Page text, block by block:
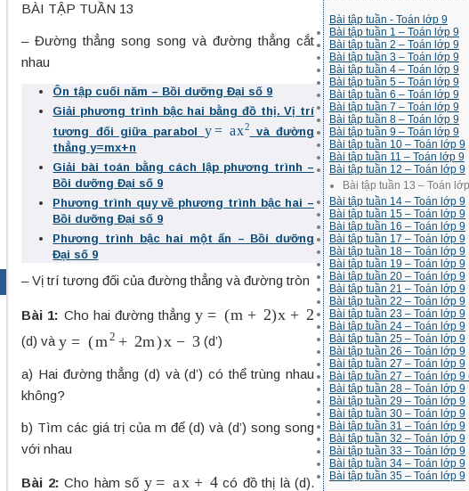
Bài tập tuần - Toán lớp 9
Bài tập tuần 1 – Toán lớp 9
Bài tập tuần 2 – Toán lớp 9
Bài tập tuần 3 – Toán lớp 9
Bài tập tuần 4 – Toán lớp 9
Bài tập tuần 5 – Toán lớp 9
Bài tập tuần 6 – Toán lớp 9
Bài tập tuần 7 – Toán lớp 9
Bài tập tuần 8 – Toán lớp 9
Bài tập tuần 9 – Toán lớp 9
Bài tập tuần 10 – Toán lớp 9
Bài tập tuần 11 – Toán lớp 9
Bài tập tuần 12 – Toán lớp 9
Bài tập tuần 13 – Toán
Bài tập tuần 14 – Toán lớp 9
Bài tập tuần 15 – Toán lớp 9
Bài tập tuần 16 – Toán lớp 9
Bài tập tuần 17 – Toán lớp 9
Bài tập tuần 18 – Toán lớp 9
Bài tập tuần 19 – Toán lớp 9
Bài tập tuần 20 – Toán lớp 9
Bài tập tuần 21 – Toán lớp 9
Bài tập tuần 22 – Toán lớp 9
Bài tập tuần 23 – Toán lớp 9
Bài tập tuần 24 – Toán lớp 9
Bài tập tuần 25 – Toán lớp 9
Bài tập tuần 26 – Toán lớp 9
Bài tập tuần 27 – Toán lớp 9
Bài tập tuần 27 – Toán lớp 9
Bài tập tuần 28 – Toán lớp 9
Bài tập tuần 29 – Toán lớp 9
Bài tập tuần 30 – Toán lớp 9
Bài tập tuần 31 – Toán lớp 9
Bài tập tuần 32 – Toán lớp 9
Bài tập tuần 33 – Toán lớp 9
Bài tập tuần 34 – Toán lớp 9
Bài tập tuần 35 – Toán lớp 9
BÀI TẬP TUẦN 13
– Đường thẳng song song và đường thẳng cắt
nhau
Ôn tập cuối năm – Bồi dưỡng Đại số 9
Giải phương trình bậc hai bằng đồ thị. Vị trí
tương đối giữa parabol
2
và đường
thẳng y=mx+n
Giải bài toán bằng cách lập phương trình –
Bồi dưỡng Đại số 9
Phương trình quy về phương trình bậc hai –
Bồi dưỡng Đại số 9
Phương trình bậc hai một ẩn – Bồi dưỡng
Đại số 9
– Vị trí tương đối của đường thẳng và đường tròn
Bài 1: Cho hai đường thẳng m ) +2
(d) và m +2 m) −3 (d’)
a) Hai đường thẳng (d) và (d’) có thể trùng nhau
không?
b) Tìm các giá trị của m để (d) và (d’) song song
với nhau
Bài 2: Cho hàm số
có đồ thị là (d).